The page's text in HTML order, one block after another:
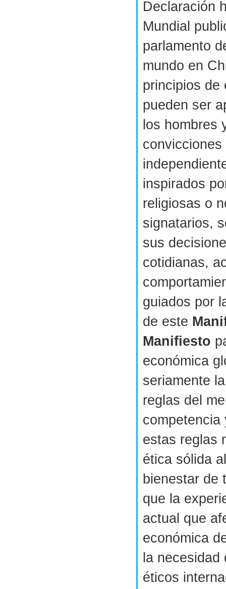
Declaración
Mundial
parlamento
mundo en
principios
pueden ser
los hombres
inspirados
religiosas o
signatarios,
sus
cotidianas,
guiados por
de este
Manifiesto
económica
seriamente
reglas del
competencia
estas reglas
ética sólida
bienestar de
que la
actual que
económica
la
éticos